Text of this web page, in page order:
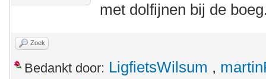
met dolfijnen bij de
Zoek
Bedankt door: LigfietsWilsum ,